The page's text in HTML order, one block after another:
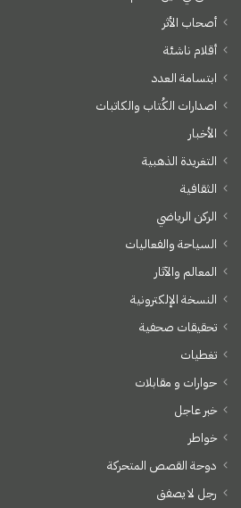
أصحاب الأثر
أقلام ناشئة
ابتسامة العدد
اصدارات الكُتاب والكاتبات
الأخبار
التغريدة الذهبية
الثقافية
الركن الرياضي
السياحة والفعاليات
المعالم والآثار
النسخة الإلكترونية
تحقيقات صحفية
تغطيات
حوارات و مقابلات
خبر عاجل
خواطر
دوحة القصص المتحركة
رجل لا يصفق